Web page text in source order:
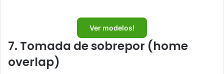
Ver modelos!
7. Tomada de sobrepor (home
overlap)